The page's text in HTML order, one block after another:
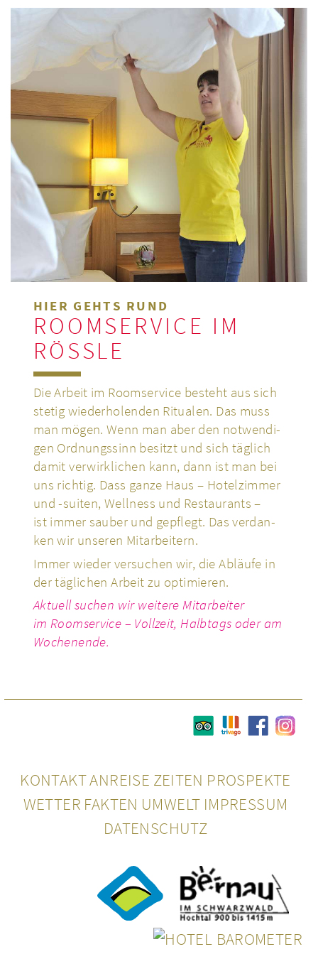
HIER GEHTS RUND
ROOMSERVICE IM
RÖSSLE
Die Arbeit im Room­ser­vice besteht aus sich
stetig wie­der­ho­len­den Ritua­len. Das muss
man mögen. Wenn man aber den not­wen­di­
gen Ord­nungs­sinn besitzt und sich täglich
damit ver­wirk­li­chen kann, dann ist man bei
uns richtig. Dass ganze Haus – Hotel­zim­mer
und -suiten, Well­ness und Restau­rants –
ist immer sauber und gepflegt. Das ver­dan­
ken wir unseren Mit­ar­bei­tern.
Immer wieder ver­su­chen wir, die Abläufe in
der täg­li­chen Arbeit zu opti­mie­ren.
Aktuell suchen wir weitere Mit­ar­bei­ter
im Room­ser­vice – Voll­zeit, Halb­tags oder am
Wochen­ende.
KONTAKTANREISE ZEITEN PRO­SPEKTE
WETTER FAKTEN UMWELT IMPRES­SUM
DATEN­SCHUTZ